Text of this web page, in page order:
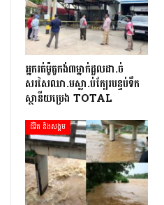
អ្នក​រត់​ម៉ូតូកង់៣​​ម្នាក់​ដួល​ដា.ច់​
សរសៃឈា.ម​ស្លា.ប់​ក្បែរ​បន្ទប់ទឹក​
ស្ថានីយ​ប្រេង ​TOTAL
ជីវិត និងសង្គម